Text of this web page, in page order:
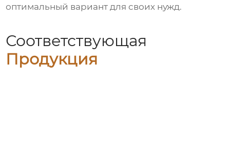
оптимальный вариант для своих нужд.
Соответствующая
Продукция